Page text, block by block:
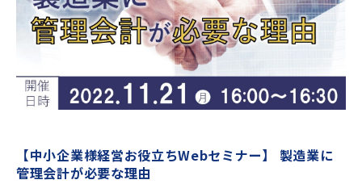
【中小企業様経営お役立ちWebセミナー】 製造業に
管理会計が必要な理由